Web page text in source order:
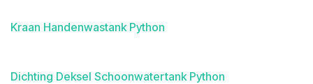
Kraan Handenwastank Python
Dichting Deksel Schoonwatertank Python